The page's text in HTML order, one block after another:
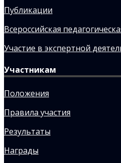
Публикации
Всероссийская
Участие в экспертной
Участникам
Положения
Правила участия
Результаты
Награды